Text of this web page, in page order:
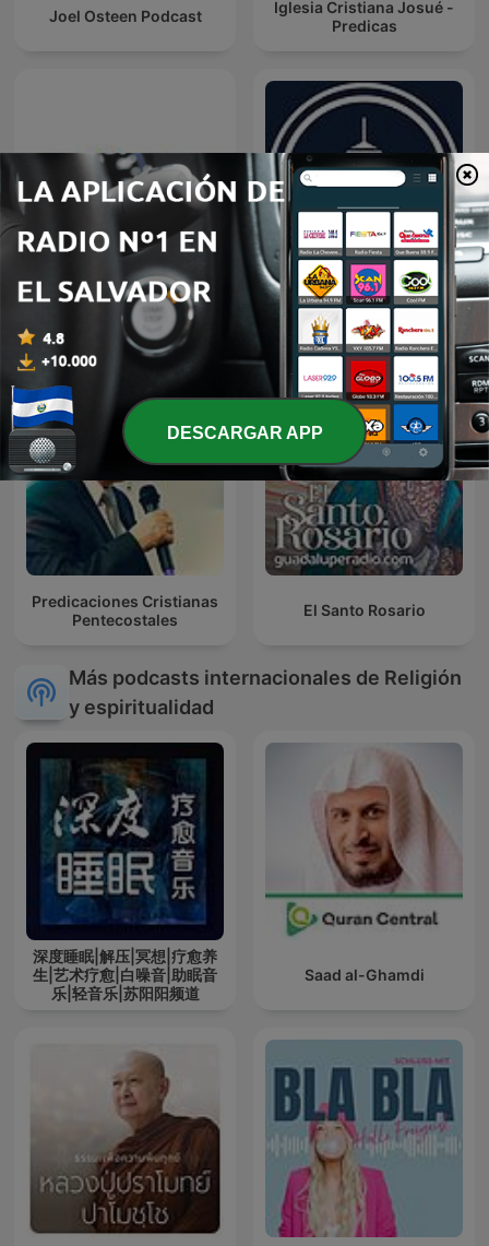
Joel Osteen Podcast
Iglesia Cristiana Josué -
Predicas
Restauracion Predicaciones Cristianas
Predicaciones Cristianas
Pentecostales
El Santo Rosario
Más podcasts internacionales de Religión
y espiritualidad
深度睡眠|解压|冥想|疗愈养
生|艺术疗愈|白噪音|助眠音
乐|轻音乐|苏阳阳频道
Saad al-Ghamdi
DESCARGAR APP